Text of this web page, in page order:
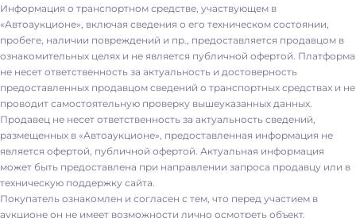
Информация о транспортном средстве, участвующем в
«Автоаукционе», включая сведения о его техническом состоянии,
пробеге, наличии повреждений и пр., предоставляется продавцом в
ознакомительных целях и не является публичной офертой. Платформа
не несет ответственность за актуальность и достоверность
предоставленных продавцом сведений о транспортных средствах и не
проводит самостоятельную проверку вышеуказанных данных.
Продавец не несет ответственность за актуальность сведений,
размещенных в «Автоаукционе», предоставленная информация не
является офертой, публичной офертой. Актуальная информация
может быть предоставлена при направлении запроса продавцу или в
техническую поддержку сайта.
Покупатель ознакомлен и согласен с тем, что перед участием в
аукционе он не имеет возможности лично осмотреть объект.